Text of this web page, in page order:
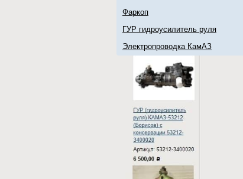
Фаркоп
ГУР гидроусилитель руля
Электропроводка КамАЗ